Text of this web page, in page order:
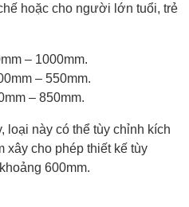
hoặc cho người lớn tuổi, trẻ
– 1000mm.
– 550mm.
– 850mm.
loại này có thể tùy chỉnh kích
xây cho phép thiết kế tùy
600mm.